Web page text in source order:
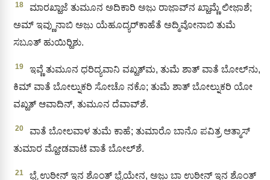
18
ಮಾರಖ್ಹಾಜೆ ತುಮೂನ ಅದಿಕಾರಿ ಅಜು಼ ರಾಜಾ಼ವ್‌ನ ಖ್ಹಾಮ್ಣೆ ಲೀಜಾ಼ಶೆ;
ಅಮ್ ಇವ್ಣುನಾಬಿ ಅಜು಼ ಯೆಹೂದ್ಯರ್‌ಕಾಹೆತೆ ಅದ್ಮಿವೋನಾಬಿ ತುಮೆ
ಸಬೂತ್ ಹುಯಿರ‍್ಹಿಶು.
19
ಇವ್ಣೆ ತುಮೂನ ಧರಿದ್ಯವಾನಿ ವಖ್ಹತ್‌ಮ, ತುಮೆ ಶಾತ್‌ ವಾತೆ ಬೋಲ್‌ನು,
ಕಿಮ್ ವಾತೆ ಬೋಲ್ನುಕರಿ ಸೋಚೊ ನಕೊ; ತುಮೆ ಶಾತ್‌ ಬೋಲ್ನುಕರಿ ಯೋ
ವಖ್ಹತ್ ಆವಾದಿನ್, ತುಮೂನ ದೆವಾವ್‌ಶೆ.
20
ವಾತೆ ಬೋಲವಾಳ ತುಮೆ ಕಾಹೆ; ತುಮಾರೊ ಬಾನೊ ಪವಿತ್ರ ಆತ್ಮಾಸ್‌
ತುಮಾರ ಮ್ಹೋಡವಾಟೆ ವಾತೆ ಬೋಲ್‌ಶೆ.
21 ಭೈ ಉಠೀನ್ ಇನ ಶೊಂತ್‌ ಭೈಯೇನ, ಅಜು಼ ಬಾ ಉಠೀನ್ ಇನ ಶೊಂತ್‌